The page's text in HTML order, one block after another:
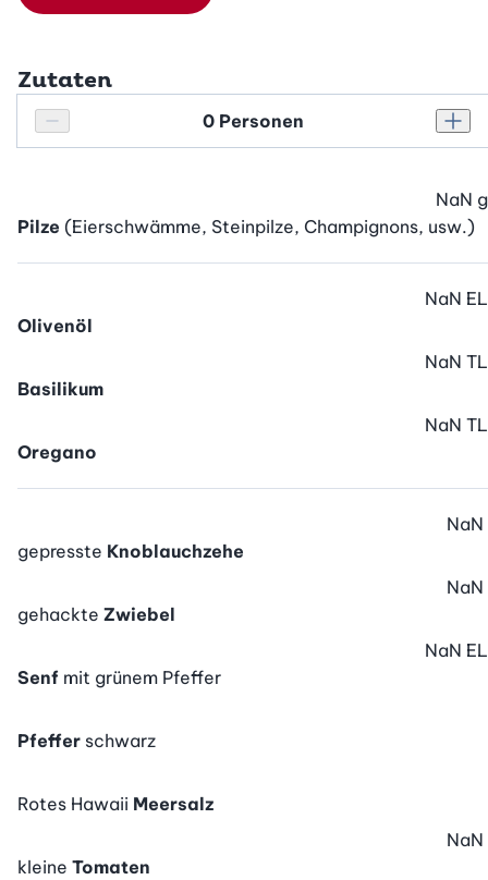
Zutaten
Personenanzahl verringern
Personenanzahl
Pilze (Eierschwämme, Steinpilze, Champignons, usw.)
NaN g
Olivenöl
NaN EL
Basilikum
NaN TL
Oregano
NaN TL
gepresste Knoblauchzehe
NaN
gehackte Zwiebel
NaN
Senf mit grünem Pfeffer
NaN EL
Pfeffer schwarz
Rotes Hawaii Meersalz
kleine Tomaten
NaN